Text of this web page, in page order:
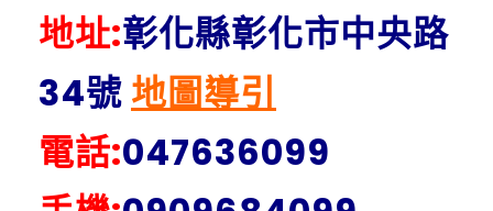
地址:彰化縣彰化市中央路
34號 地圖導引
電話:047636099